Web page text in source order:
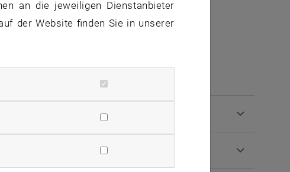
, öffnet eine externe URL in einem neuen Fenster
an die jeweiligen Dienstanbieter
der Website finden Sie in unserer